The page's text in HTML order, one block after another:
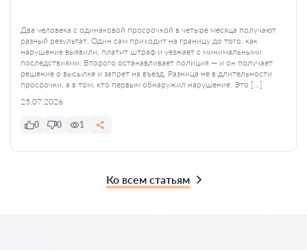
Два человека с одинаковой просрочкой в четыре месяца получают
разный результат. Один сам приходит на границу до того, как
нарушение выявили, платит штраф и уезжает с минимальными
последствиями. Второго останавливает полиция — и он получает
решение о высылке и запрет на въезд. Разница не в длительности
просрочки, а в том, кто первым обнаружил нарушение. Это […]
25.07.2026
0 0 1
Ко всем статьям